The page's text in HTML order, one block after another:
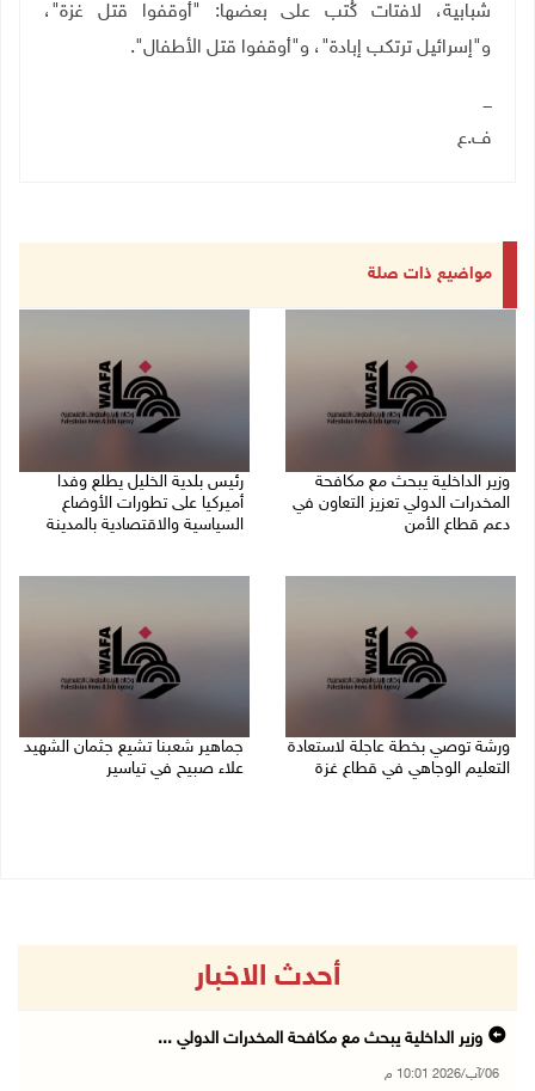
شبابية، لافتات كُتب على بعضها: "أوقفوا قتل غزة"،
و"إسرائيل ترتكب إبادة"، و"أوقفوا قتل الأطفال".
ـــ
ف.ع
مواضيع ذات صلة
وزير الداخلية يبحث مع مكافحة
المخدرات الدولي تعزيز التعاون في
دعم قطاع الأمن
رئيس بلدية الخليل يطلع وفدا
أميركيا على تطورات الأوضاع
السياسية والاقتصادية بالمدينة
ورشة توصي بخطة عاجلة لاستعادة
التعليم الوجاهي في قطاع غزة
جماهير شعبنا تشيع جثمان الشهيد
علاء صبيح في تياسير
أحدث الاخبار
وزير الداخلية يبحث مع مكافحة المخدرات الدولي ...
06/آب/2026 10:01 م